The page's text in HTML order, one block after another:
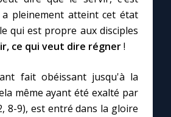
prière
pleinement atteint cet état
qui est propre aux disciples
ce qui veut dire régner!
fait obéissant jusqu'à la
même ayant été exalté par
8-9), est entré dans la gloire